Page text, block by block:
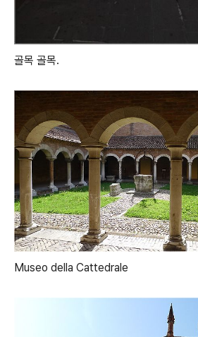
골목 골목.
Museo della Cattedrale